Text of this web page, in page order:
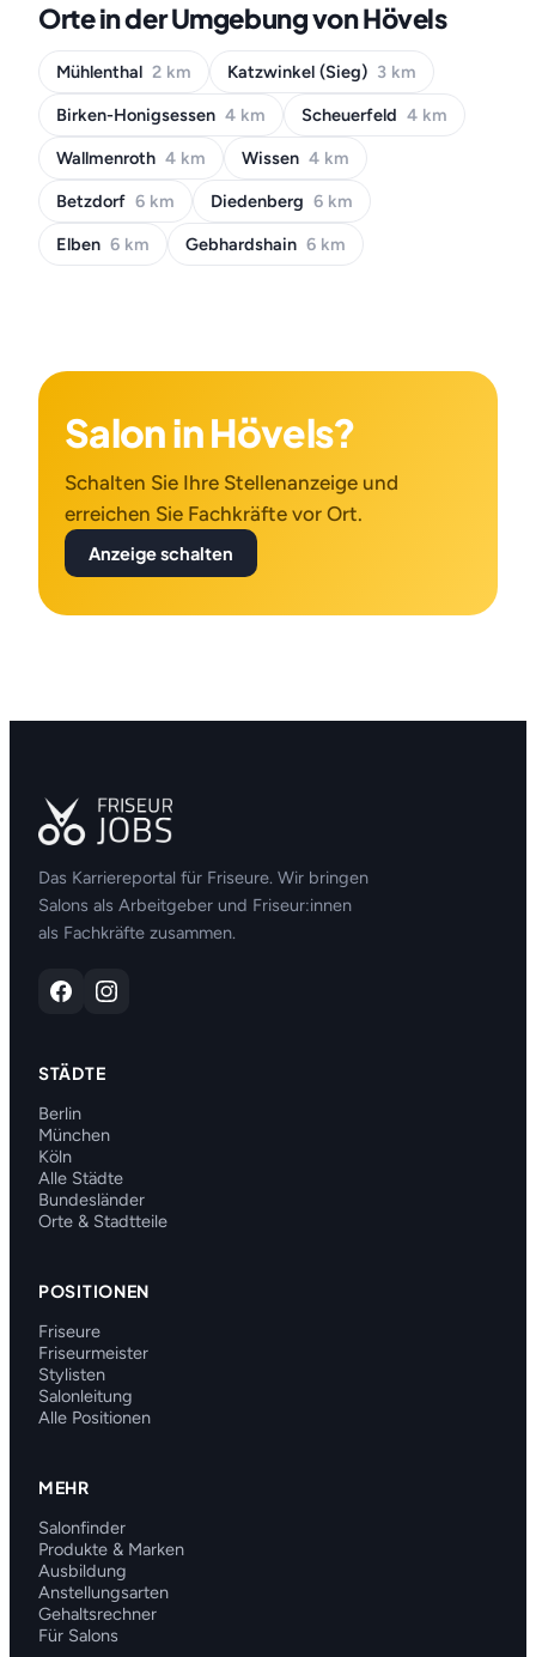
Orte in der Umgebung von Hövels
Mühlenthal 2 km Katzwinkel (Sieg) 3 km
Birken-Honigsessen 4 km Scheuerfeld 4 km
Wallmenroth 4 km Wissen 4 km
Betzdorf 6 km Diedenberg 6 km
Elben 6 km Gebhardshain 6 km
Salon in Hövels?
Schalten Sie Ihre Stellenanzeige und
erreichen Sie Fachkräfte vor Ort.
Anzeige schalten
Das Karriereportal für Friseure. Wir bringen
Salons als Arbeitgeber und Friseur:innen
als Fachkräfte zusammen.
STÄDTE
Berlin
München
Köln
Alle Städte
Bundesländer
Orte & Stadtteile
POSITIONEN
Friseure
Friseurmeister
Stylisten
Salonleitung
Alle Positionen
MEHR
Salonfinder
Produkte & Marken
Ausbildung
Anstellungsarten
Gehaltsrechner
Für Salons